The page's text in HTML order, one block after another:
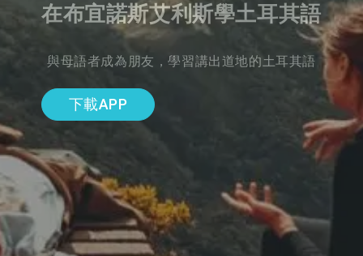
在布宜諾斯艾利斯學土耳其語
與母語者成為朋友，學習講出道地的土耳其語
下載APP